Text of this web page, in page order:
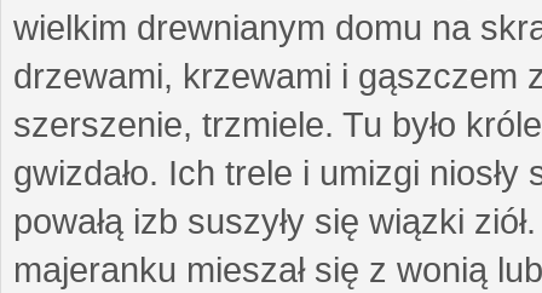
wielkim drewnianym domu na
drzewami, krzewami i gąszczem
szerszenie, trzmiele. Tu było
gwizdało. Ich trele i umizgi
powałą izb suszyły się wiązki
majeranku mieszał się z wonią